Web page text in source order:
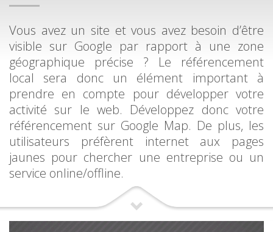
Vous avez un site et vous avez besoin d’être
visible sur Google par rapport à une zone
géographique précise ? Le référencement
local sera donc un élément important à
prendre en compte pour développer votre
activité sur le web. Développez donc votre
référencement sur Google Map. De plus, les
utilisateurs préfèrent internet aux pages
jaunes pour chercher une entreprise ou un
service online/offline.